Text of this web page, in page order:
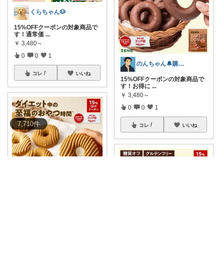
7,710件
くらちゃん🐶
15%OFFクーポンの対象商品で
す！通常価 ...
￥ 3,480～
0 0 1
コレ いいね
のんちゃん🔔購入感謝です✨
15%OFFクーポンの対象商品で
す！お得に ...
￥ 3,480～
0 0 1
コレ いいね